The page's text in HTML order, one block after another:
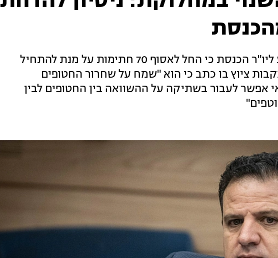
ח"כ בוארון מהליכוד הודיע ליו"ר הכנסת כי החל לאסוף 70 חתימות על מנת להתחיל
ציוץ בו כתב כי הוא "שמח על שחרור החטופים
אפשר לעבור בשתיקה על ההשוואה בין החטופים לבין